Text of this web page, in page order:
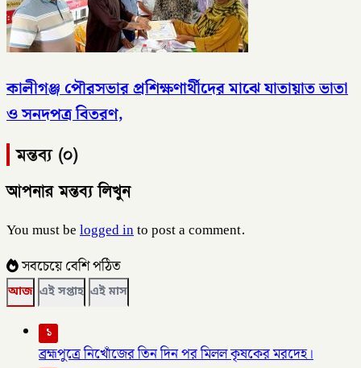
কালীগঞ্জ পৌরসভার প্রশিক্ষণার্থীদের মাঝে যাতায়াত ভাতা
ও সনদপত্র বিতরণ,
মন্তব্য (০)
আপনার মন্তব্য লিখুন
You must belogged into post a comment.
সবচেয়ে বেশি পঠিত
আজ এই সপ্তাহ এই মাস
১
ব্রহ্মপুত্রে নিখোঁজের তিন দিন পর মিলল কৃষকের মরদেহ।